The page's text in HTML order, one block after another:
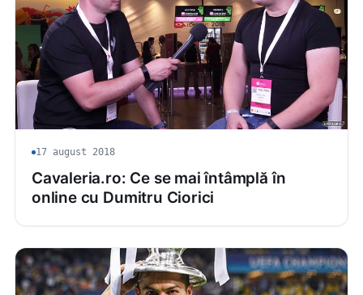
17 august 2018
Cavaleria.ro: Ce se mai întâmplă în
online cu Dumitru Ciorici